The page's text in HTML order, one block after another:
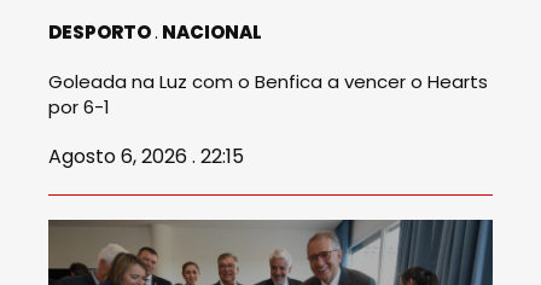
DESPORTO NACIONAL
Goleada na Luz com o Benfica a vencer o Hearts
por 6-1
Agosto 6, 2026 . 22:15